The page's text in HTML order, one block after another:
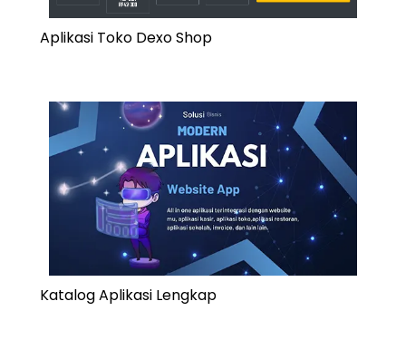
Aplikasi Toko Dexo Shop
Katalog Aplikasi Lengkap